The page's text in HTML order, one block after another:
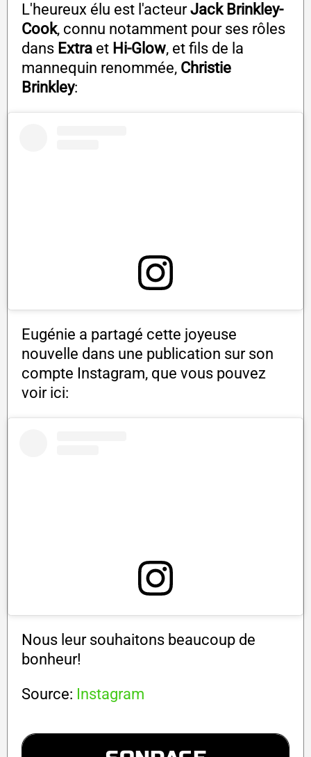
L'heureux élu est l'acteurJack Brinkley-
Cook, connu notamment pour ses rôles
dans Extra et Hi-Glow, et fils de la
mannequin renommée, Christie
Brinkley:
Eugénie a partagé cette joyeuse
nouvelle dans une publication sur son
compte Instagram, que vous pouvez
voir ici:
Nous leur souhaitons beaucoup de
bonheur!
Source: Instagram